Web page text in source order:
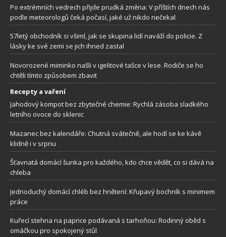
Po extrémních vedrech přijde prudká změna: V příštích dnech nás
podle meteorologů čeká počasí, jaké už nikdo nečekal
57letý obchodník si všiml, jak se skupina lidí naváží do policie. Z
lásky ke své zemi se jich ihned zastal
Novorozené miminko našli v igelitové tašce v lese. Rodiče se ho
chtěli tímto způsobem zbavit
Recepty a vaření
Jahodový kompot bez zbytečné chemie: Rychlá zásoba sladkého
letního ovoce do sklenic
Mazanec bez kalendáře: Chutná svátečně, ale hodí se ke kávě
klidně i v srpnu
Šťavnatá domácí šunka pro každého, kdo chce vědět, co si dává na
chleba
Jednoduchý domácí chléb bez hnětení: Křupavý bochník s minimem
práce
Kuřecí stehna na paprice podávaná s tarhoňou: Rodinný oběd s
omáčkou pro spokojený stůl